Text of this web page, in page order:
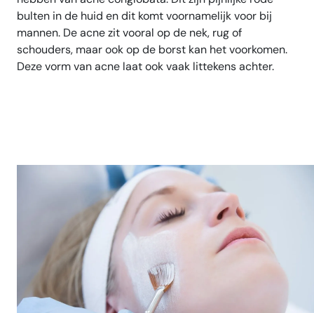
bulten in de huid en dit komt voornamelijk voor bij
mannen. De acne zit vooral op de nek, rug of
schouders, maar ook op de borst kan het voorkomen.
Deze vorm van acne laat ook vaak littekens achter.